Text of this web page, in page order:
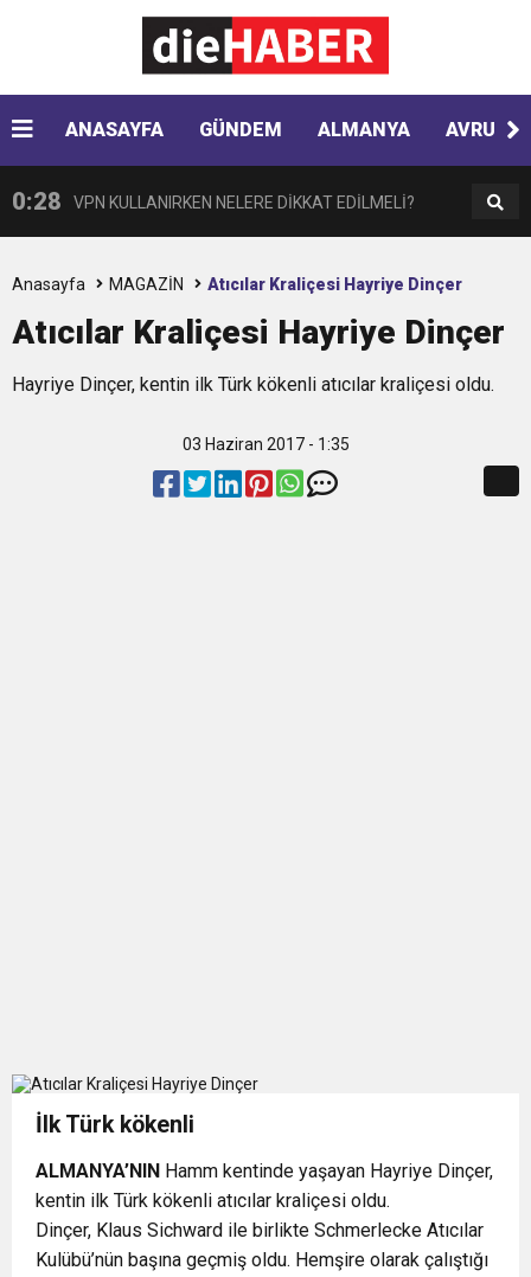
ANASAYFA GÜNDEM ALMANYA AVRUPA
Çikolata regl ağrısını tetikleyebilir
0:33 Hyundai Yeni SANTA FE Amerika’da en iyi SUV
seçildi
0:28 VPN KULLANIRKEN NELERE DİKKAT EDİLMELİ?
0:17 HARON STONE VE GAYE DONAY ZAFER İŞARETİ
0:12 Nar suyunun antioksidan seviyesi yeşil çaydan
eşi son yolculuğuna uğurlandı
KÖLN’DE SAĞLIK VE GÜZELLİK İKİNCİ KEZ
Anasayfa MAGAZİN Atıcılar Kraliçesi Hayriye Dinçer
Atıcılar Kraliçesi Hayriye Dinçer
Hayriye Dinçer, kentin ilk Türk kökenli atıcılar kraliçesi oldu.
03 Haziran 2017 - 1:35
İlk Türk kökenli
ALMANYA’NIN Hamm kentinde yaşayan Hayriye Dinçer,
kentin ilk Türk kökenli atıcılar kraliçesi oldu.
Dinçer, Klaus Sichward ile birlikte Schmerlecke Atıcılar
Kulübü’nün başına geçmiş oldu. Hemşire olarak çalıştığı